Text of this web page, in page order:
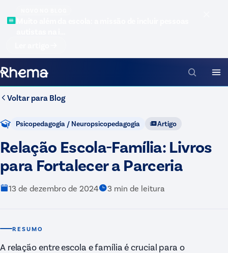
Voltar para Blog
Psicopedagogia / Neuropsicopedagogia Artigo
Relação Escola-Família: Livros
para Fortalecer a Parceria
13 de dezembro de 2024 3 min de leitura
RESUMO
A relação entre escola e família é crucial para o